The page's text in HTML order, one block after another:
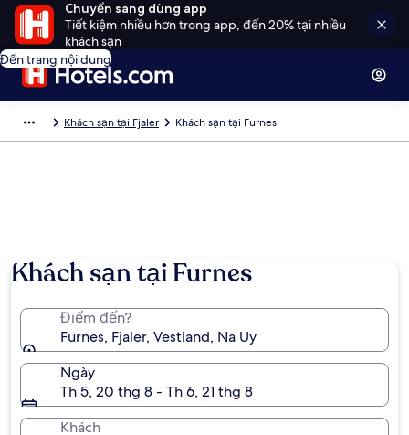
Chuyển sang dùng app
Tiết kiệm nhiều hơn trong app, đến 20% tại nhiều
khách sạn
Đến trang nội dung
Khách sạn tại Fjaler Khách sạn tại Furnes
Khách sạn tại Furnes
Điểm đến?
Furnes, Fjaler, Vestland, Na Uy
Ngày
Th 5, 20 thg 8 - Th 6, 21 thg 8
Khách